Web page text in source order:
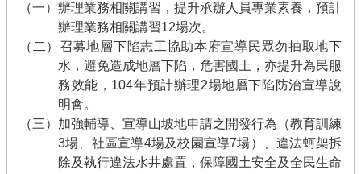
（一）辦理業務相關講習，提升承辦人員專業素養，預計
辦理業務相關講習12場次。
（二）召募地層下陷志工協助本府宣導民眾勿抽取地下
水，避免造成地層下陷，危害國土，亦提升為民服
務效能，104年預計辦理2場地層下陷防治宣導說
明會。
（三）加強輔導、宣導山坡地申請之開發行為（教育訓練
3場、社區宣導4場及校園宣導7場）、違法蚵架拆
除及執行違法水井處置，保障國土安全及全民生命